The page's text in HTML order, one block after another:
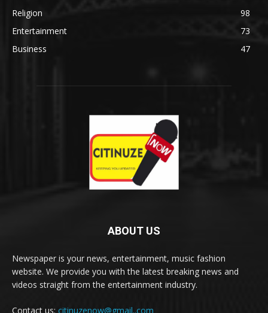
Religion
98
Entertainment
73
Business
47
ABOUT US
Newspaper is your news, entertainment, music fashion
website. We provide you with the latest breaking news and
videos straight from the entertainment industry.
Contact us: citinuzenow@gmail..com